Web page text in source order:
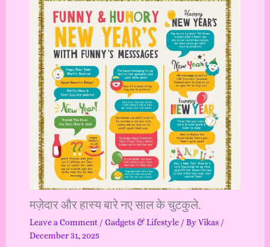
मज़ेदार और हास्य बारे नए साल के चुटकुले.
Leave a Comment / Gadgets & Lifestyle/ ByVikas /
December 31, 2025